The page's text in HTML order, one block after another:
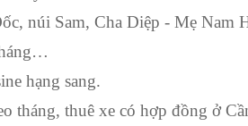
núi Sam, Cha Diệp - Mẹ
hạng sang.
tháng, thuê xe có hợp đồng ở